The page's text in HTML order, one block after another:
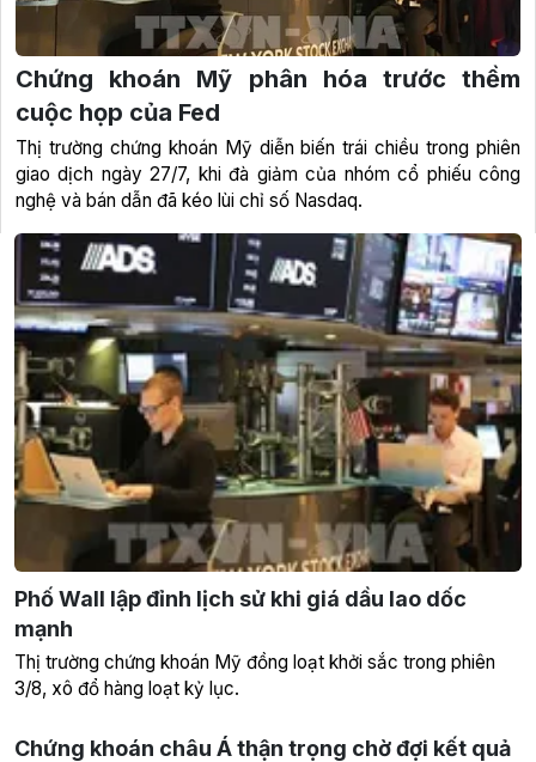
Phố Wall lập đỉnh lịch sử khi giá dầu lao dốc
mạnh
Thị trường chứng khoán Mỹ đồng loạt khởi sắc trong phiên
3/8, xô đổ hàng loạt kỷ lục.
Chứng khoán Mỹ phân hóa trước thềm
cuộc họp của Fed
Thị trường chứng khoán Mỹ diễn biến trái chiều trong phiên
giao dịch ngày 27/7, khi đà giảm của nhóm cổ phiếu công
nghệ và bán dẫn đã kéo lùi chỉ số Nasdaq.
Chứng khoán châu Á thận trọng chờ đợi kết quả